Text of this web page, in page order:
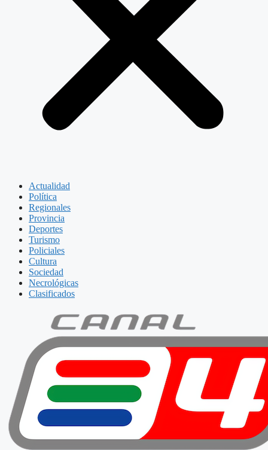
Actualidad
Política
Regionales
Provincia
Deportes
Turismo
Policiales
Cultura
Sociedad
Necrológicas
Clasificados